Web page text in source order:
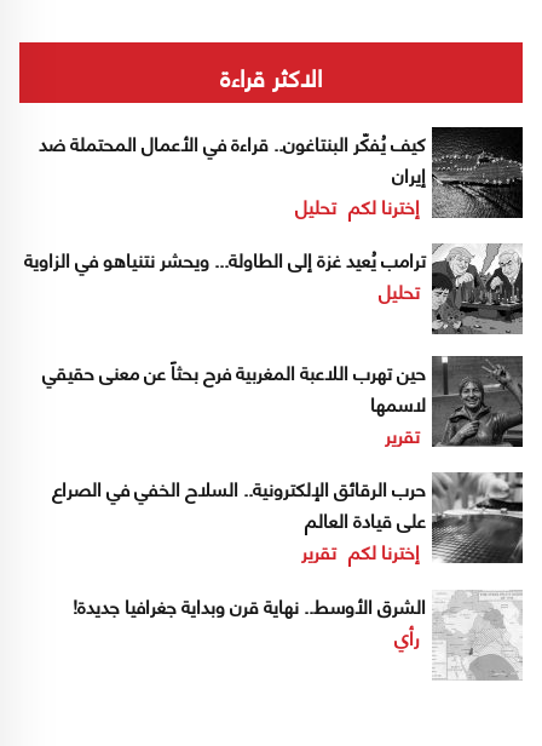
الاكثر قراءة
كيف يُفكّر البنتاغون.. قراءة في الأعمال المحتملة ضد
إيران
إخترنا لكم تحليل
ترامب يُعيد غزة إلى الطاولة... ويحشر نتنياهو في الزاوية
تحليل
حين تهرب اللاعبة المغربية فرح بحثاً عن معنى حقيقي
لاسمها
تقرير
حرب الرقائق الإلكترونية.. السلاح الخفي في الصراع
على قيادة العالم
إخترنا لكم تقرير
الشرق الأوسط.. نهاية قرن وبداية جغرافيا جديدة!
رأي